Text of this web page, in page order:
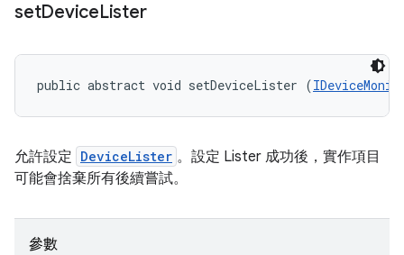
setDeviceLister
public abstract void setDeviceLister (
允許設定 DeviceLister 。設定 Lister 成功後，實作項目
可能會捨棄所有後續嘗試。
參數